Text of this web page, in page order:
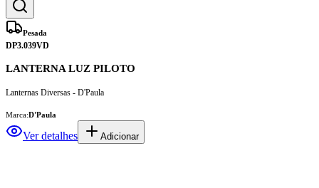
Pesada
DP3.039VD
LANTERNA LUZ PILOTO
Lanternas Diversas - D'Paula
Marca:D'Paula
Ver detalhes Adicionar